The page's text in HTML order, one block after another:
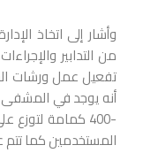
وأشار إلى اتخاذ
من التدابير
تفعيل عمل ورشات
-400 كمامة
المستخدمين كما